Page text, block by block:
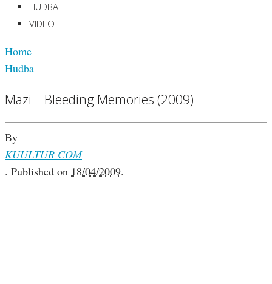
HUDBA
VIDEO
Home
Hudba
Mazi – Bleeding Memories (2009)
By
KUULTUR COM
. Published on 18/04/2009.